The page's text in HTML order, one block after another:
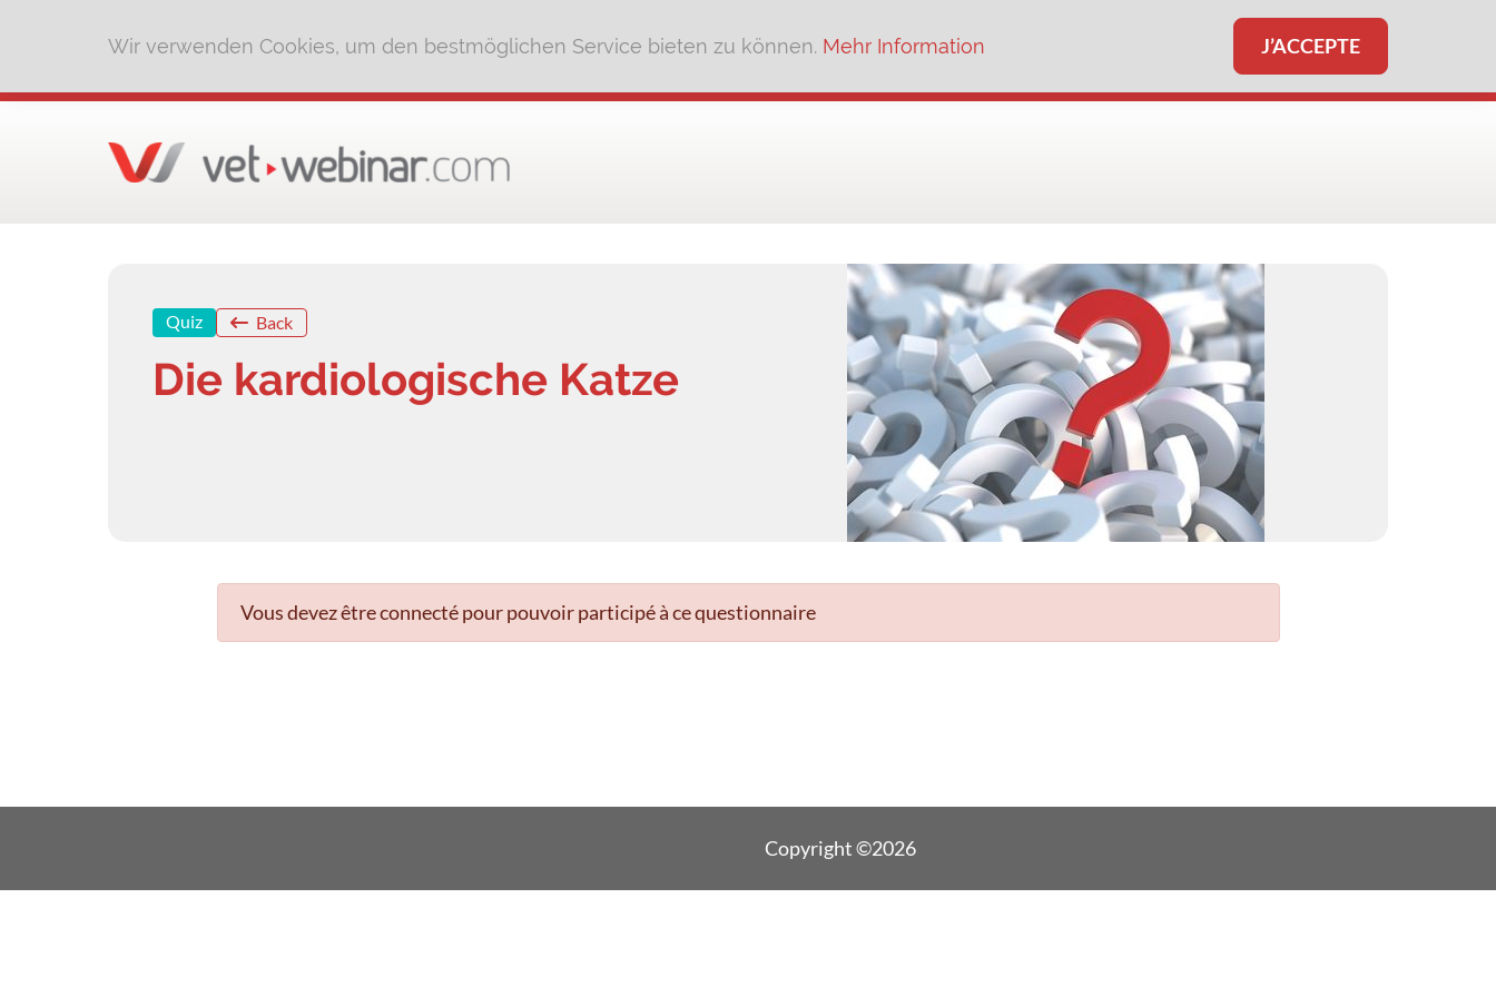
Wir verwenden Cookies, um den bestmöglichen Service bieten zu können. Mehr Information J’ACCEPTE
Quiz Back
Die kardiologische Katze
Vous devez être connecté pour pouvoir participé à ce questionnaire
Copyright ©2026